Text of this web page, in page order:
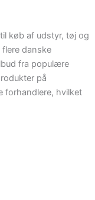
køb af udstyr, tøj og
danske
fra populære
på
forhandlere, hvilket